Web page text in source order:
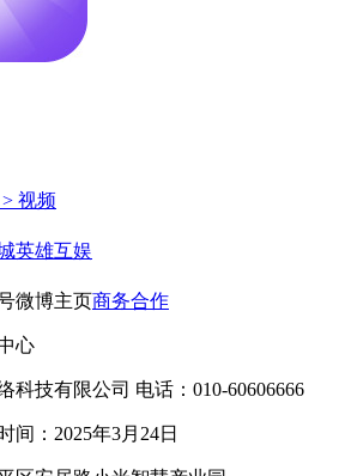
> 视频
英雄互娱
微博主页商务合作
心
科技有限公司 电话：010-60606666
间：2025年3月24日